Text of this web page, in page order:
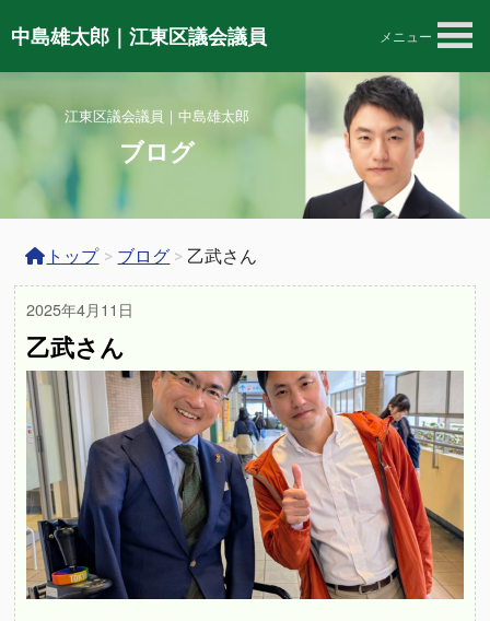
中島雄太郎｜江東区議会議員 メニュー
江東区議会議員｜中島雄太郎
ブログ
トップ > ブログ > 乙武さん
2025年4月11日
乙武さん